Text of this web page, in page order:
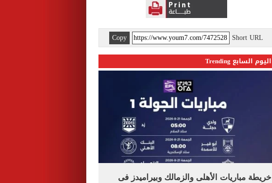
Short URL
Copy
اليوم السابع Trending
خريطة مباريات الأهلى والزمالك وبيراميدز فى